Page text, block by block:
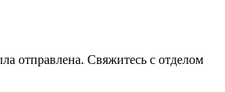
отправлена. Свяжитесь с отделом